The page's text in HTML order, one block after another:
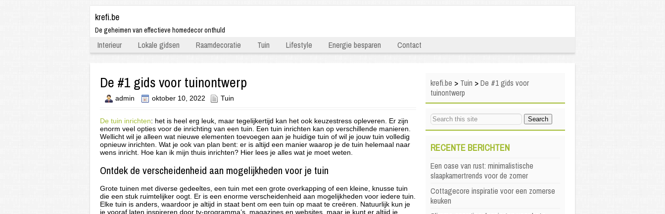
krefi.be
De geheimen van effectieve homedecor onthuld
Interieur Lokale gidsen Raamdecoratie Tuin Lifestyle Energie besparen Contact
De #1 gids voor tuinontwerp
admin oktober 10, 2022 Tuin
De tuin inrichten: het is heel erg leuk, maar tegelijkertijd kan het ook keuzestress opleveren. Er zijn
enorm veel opties voor de inrichting van een tuin. Een tuin inrichten kan op verschillende manieren.
Wellicht wil je alleen wat nieuwe elementen toevoegen aan je huidige tuin of wil je jouw tuin volledig
opnieuw inrichten. Wat je ook van plan bent: er is altijd een manier waarop je de tuin helemaal naar
wens inricht. Hoe kan ik mijn thuis inrichten? Hier lees je alles wat je moet weten.
Ontdek de verscheidenheid aan mogelijkheden voor je tuin
Grote tuinen met diverse gedeeltes, een tuin met een grote overkapping of een kleine, knusse tuin
die een stuk ruimtelijker oogt. Er is een enorme verscheidenheid aan mogelijkheden voor iedere tuin.
Elke tuin is anders, waardoor je altijd in staat bent om een tuin op maat te creëren. Natuurlijk kun je
je vooraf laten inspireren door tv-programma’s, magazines en websites, maar je kunt er altijd je
krefi.be > Tuin >De #1 gids voor
tuinontwerp
RECENTE BERICHTEN
Een oase van rust: minimalistische
slaapkamertrends voor de zomer
Cottagecore inspiratie voor een zomerse
keuken